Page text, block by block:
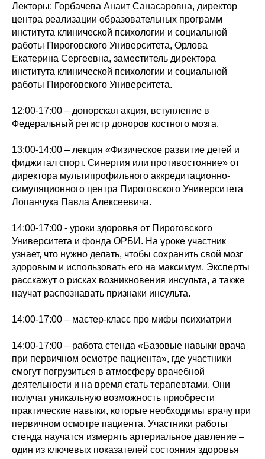
Лекторы: Горбачева Анаит Санасаровна, директор
центра реализации образовательных программ
института клинической психологии и социальной
работы Пироговского Университета, Орлова
Екатерина Сергеевна, заместитель директора
института клинической психологии и социальной
работы Пироговского Университета.
12:00-17:00 – донорская акция, вступление в
Федеральный регистр доноров костного мозга.
13:00-14:00 – лекция «Физическое развитие детей и
фиджитал спорт. Синергия или противостояние» от
директора мультипрофильного аккредитационно-
симуляционного центра Пироговского Университета
Лопанчука Павла Алексеевича.
14:00-17:00 - уроки здоровья от Пироговского
Университета и фонда ОРБИ. На уроке участник
узнает, что нужно делать, чтобы сохранить свой мозг
здоровым и использовать его на максимум. Эксперты
расскажут о рисках возникновения инсульта, а также
научат распознавать признаки инсульта.
14:00-17:00 – мастер-класс про мифы психиатрии
14:00-17:00 – работа стенда «Базовые навыки врача
при первичном осмотре пациента», где участники
смогут погрузиться в атмосферу врачебной
деятельности и на время стать терапевтами. Они
получат уникальную возможность приобрести
практические навыки, которые необходимы врачу при
первичном осмотре пациента. Участники работы
стенда научатся измерять артериальное давление –
один из ключевых показателей состояния здоровья